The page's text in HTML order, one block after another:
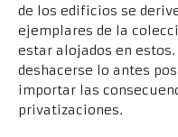
de los edificios se
ejemplares de la
estar alojados en
deshacerse lo antes
importar las
privatizaciones.